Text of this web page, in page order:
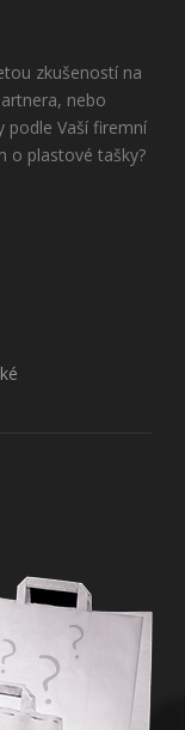
zkušeností na
nebo
podle Vaší firemní
o plastové tašky?